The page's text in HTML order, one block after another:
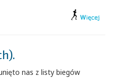
nas z listy biegów